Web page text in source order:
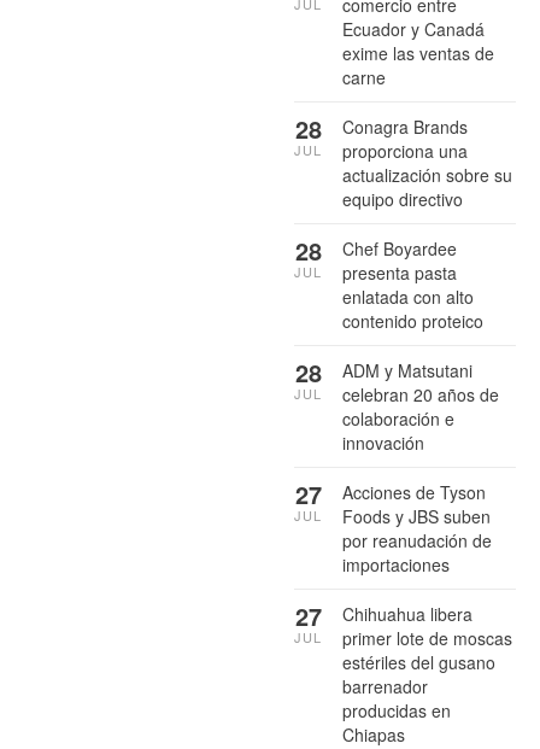
comercio entre
Ecuador y Canadá
exime las ventas de
carne
JUL
Conagra Brands
proporciona una
actualización sobre su
equipo directivo
28
JUL
Chef Boyardee
presenta pasta
enlatada con alto
contenido proteico
28
JUL
ADM y Matsutani
celebran 20 años de
colaboración e
innovación
28
JUL
Acciones de Tyson
Foods y JBS suben
por reanudación de
importaciones
27
JUL
Chihuahua libera
primer lote de moscas
estériles del gusano
barrenador
producidas en
Chiapas
27
JUL